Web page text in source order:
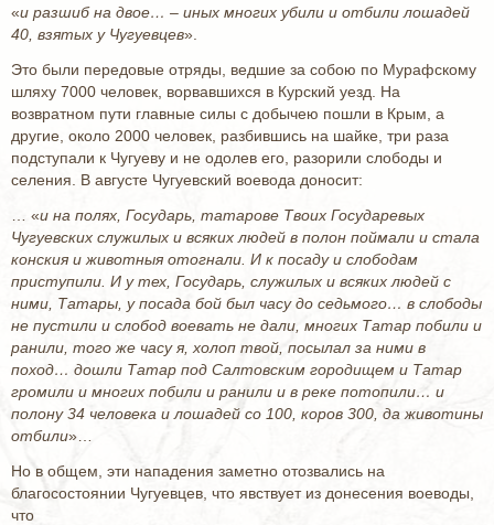
«и разшиб на двое… – иных многих убили и отбили лошадей
40, взятых у Чугуевцев».
Это были передовые отряды, ведшие за собою по Мурафскому
шляху 7000 человек, ворвавшихся в Курский уезд. На
возвратном пути главные силы с добычею пошли в Крым, а
другие, около 2000 человек, разбившись на шайке, три раза
подступали к Чугуеву и не одолев его, разорили слободы и
селения. В августе Чугуевский воевода доносит:
… «и на полях, Государь, татарове Твоих Государевых
Чугуевских служилых и всяких людей в полон поймали и стала
конския и животныя отогнали. И к посаду и слободам
приступили. И у тех, Государь, служилых и всяких людей с
ними, Татары, у посада бой был часу до седьмого… в слободы
не пустили и слобод воевать не дали, многих Татар побили и
ранили, того же часу я, холоп твой, посылал за ними в
поход… дошли Татар под Салтовским городищем и Татар
громили и многих побили и ранили и в реке потопили… и
полону 34 человека и лошадей со 100, коров 300, да животины
отбили»…
Но в общем, эти нападения заметно отозвались на
благосостоянии Чугуевцев, что явствует из донесения воеводы,
что